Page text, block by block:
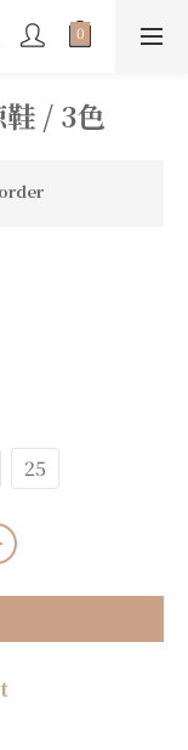
鞋 / 3色
25